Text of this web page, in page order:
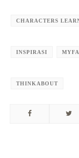
CHARACTERS
INSPIRASI
THINKABOUT